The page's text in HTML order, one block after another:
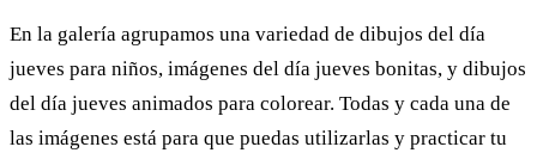
En la galería agrupamos una variedad de dibujos del día
jueves para niños, imágenes del día jueves bonitas, y dibujos
del día jueves animados para colorear. Todas y cada una de
las imágenes está para que puedas utilizarlas y practicar tu